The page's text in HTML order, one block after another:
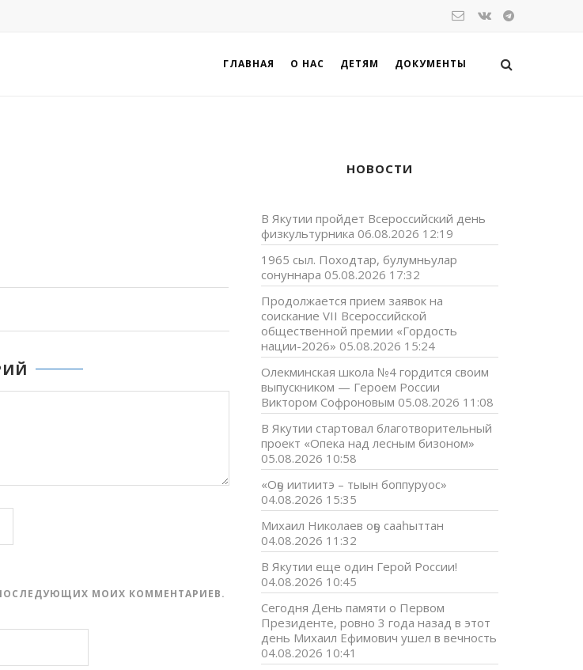
ГЛАВНАЯ О НАС ДЕТЯМ ДОКУМЕНТЫ
ПОСЛЕДУЮЩИХ МОИХ КОММЕНТАРИЕВ.
НОВОСТИ
В Якутии пройдет Всероссийский день
физкультурника 06.08.2026 12:19
1965 сыл. Походтар, булумньулар
сонуннара 05.08.2026 17:32
Продолжается прием заявок на
соискание VII Всероссийской
общественной премии «Гордость
нации-2026» 05.08.2026 15:24
Олекминская школа №4 гордится своим
выпускником — Героем России
Виктором Софроновым 05.08.2026 11:08
В Якутии стартовал благотворительный
проект «Опека над лесным бизоном»
05.08.2026 10:58
«Оҕо иитиитэ – тыын боппуруос»
04.08.2026 15:35
Михаил Николаев оҕо сааһыттан
04.08.2026 11:32
В Якутии еще один Герой России!
04.08.2026 10:45
Сегодня День памяти о Первом
Президенте, ровно 3 года назад в этот
день Михаил Ефимович ушел в вечность
04.08.2026 10:41